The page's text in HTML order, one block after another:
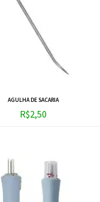
AGULHA DE SACARIA
R$2,50